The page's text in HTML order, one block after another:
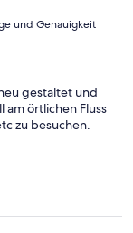
und Genauigkeit
gestaltet und
am örtlichen Fluss
zu besuchen.